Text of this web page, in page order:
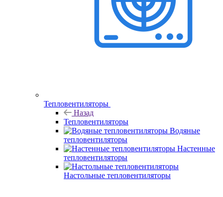
Тепловентиляторы
Назад
Тепловентиляторы
Водяные
тепловентиляторы
Настенные
тепловентиляторы
Настольные тепловентиляторы